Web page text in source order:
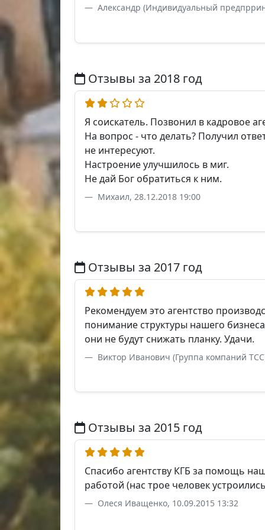
Александр (Индивидуальный
Отзывы за 2018 год
Я соискатель. Позвонил в кадровое
На вопрос - что делать? Получил
не интересуют.
Настроение улучшилось в миг.
Не дай Бог обратиться к ним.
Михаил, 28.12.2018 19:00
Отзывы за 2017 год
Рекомендуем это агентство
понимание структуры нашего
они не будут снижать планку. Удачи.
Виктор Иванович (Группа компаний
Отзывы за 2015 год
Спасибо агентству КГБ за помощь
работой (нас трое человек
Олеся Иващенко, 10.09.2015 13:32